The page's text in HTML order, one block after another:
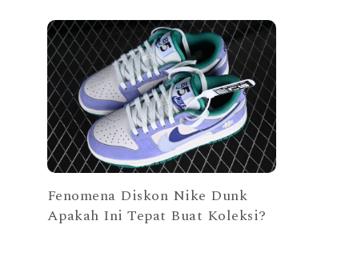
Fenomena Diskon Nike Dunk
Apakah Ini Tepat Buat Koleksi?